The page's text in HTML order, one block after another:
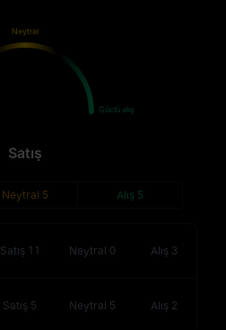
Neytral
Güclü alış
Satış
Neytral 5 Alış 5
Satış 11 Neytral 0 Alış 3
Satış 5 Neytral 5 Alış 2